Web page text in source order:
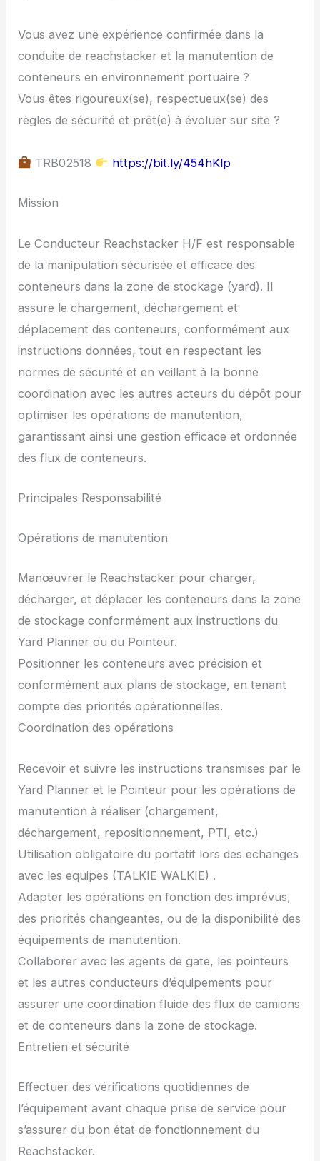
Vous avez une expérience confirmée dans la
conduite de reachstacker et la manutention de
conteneurs en environnement portuaire ?
Vous êtes rigoureux(se), respectueux(se) des
règles de sécurité et prêt(e) à évoluer sur site ?
TRB02518 https://bit.ly/454hKlp
Mission
Le Conducteur Reachstacker H/F est responsable
de la manipulation sécurisée et efficace des
conteneurs dans la zone de stockage (yard). Il
assure le chargement, déchargement et
déplacement des conteneurs, conformément aux
instructions données, tout en respectant les
normes de sécurité et en veillant à la bonne
coordination avec les autres acteurs du dépôt pour
optimiser les opérations de manutention,
garantissant ainsi une gestion efficace et ordonnée
des flux de conteneurs.
Principales Responsabilité
Opérations de manutention
Manœuvrer le Reachstacker pour charger,
décharger, et déplacer les conteneurs dans la zone
de stockage conformément aux instructions du
Yard Planner ou du Pointeur.
Positionner les conteneurs avec précision et
conformément aux plans de stockage, en tenant
compte des priorités opérationnelles.
Coordination des opérations
Recevoir et suivre les instructions transmises par le
Yard Planner et le Pointeur pour les opérations de
manutention à réaliser (chargement,
déchargement, repositionnement, PTI, etc.)
Utilisation obligatoire du portatif lors des echanges
avec les equipes (TALKIE WALKIE) .
Adapter les opérations en fonction des imprévus,
des priorités changeantes, ou de la disponibilité des
équipements de manutention.
Collaborer avec les agents de gate, les pointeurs
et les autres conducteurs d’équipements pour
assurer une coordination fluide des flux de camions
et de conteneurs dans la zone de stockage.
Entretien et sécurité
Effectuer des vérifications quotidiennes de
l’équipement avant chaque prise de service pour
s’assurer du bon état de fonctionnement du
Reachstacker.